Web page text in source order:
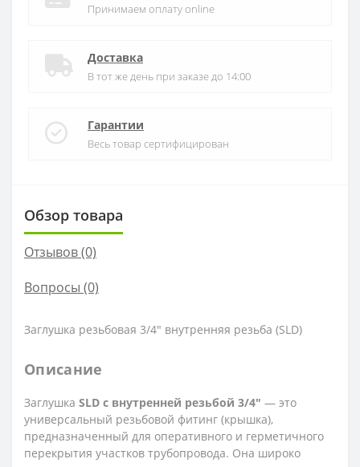
Принимаем оплату online
Доставка
В тот же день при заказе до 14:00
Гарантии
Весь товар сертифицирован
Обзор товара
Отзывов (0)
Вопросы (0)
Заглушка резьбовая 3/4" внутренняя резьба (SLD)
Описание
Заглушка SLD с внутренней резьбой 3/4" — это
универсальный резьбовой фитинг (крышка),
предназначенный для оперативного и герметичного
перекрытия участков трубопровода. Она широко